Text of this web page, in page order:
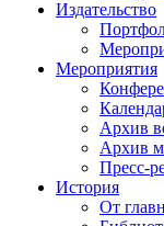
Издательство
Мероприятия
Архив
Архив
Пресс-
История
От